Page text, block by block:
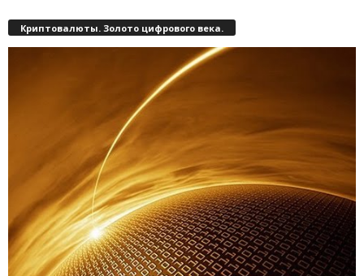
Криптовалюты. Золото цифрового века.